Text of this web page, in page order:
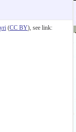
(CC BY), see link: